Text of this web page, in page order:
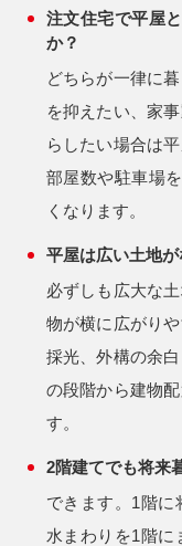
注文住宅で平屋
か？
どちらが一律に
を抑えたい、家
らしたい場合は
部屋数や駐車場
くなります。
平屋は広い土地
必ずしも広大な
物が横に広がり
採光、外構の余
の段階から建物
す。
2階建てでも将来
できます。1階に
水まわりを1階に